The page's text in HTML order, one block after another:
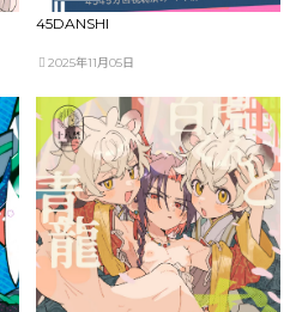
45DANSHI
2025年11月05日